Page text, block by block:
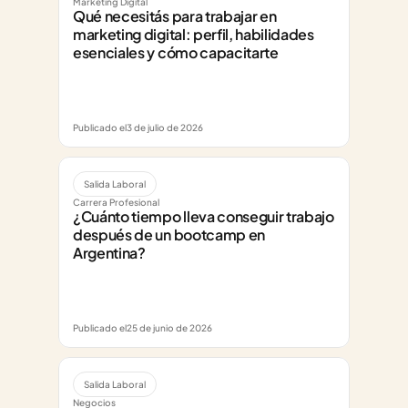
Qué necesitás para trabajar en
marketing digital: perfil, habilidades
esenciales y cómo capacitarte
Publicado el3 de julio de 2026
Salida Laboral
Carrera Profesional
¿Cuánto tiempo lleva conseguir trabajo
después de un bootcamp en
Argentina?
Publicado el25 de junio de 2026
Salida Laboral
Negocios